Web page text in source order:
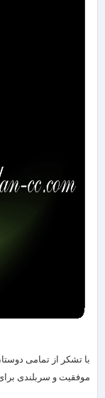
با تشکر از تمامی
موفقیت و سربلندی